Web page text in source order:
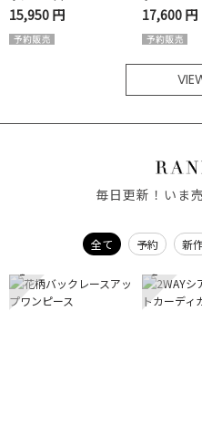
15,950 円 17,600 円
毎日更新！いま
全て 予約 新
1 2